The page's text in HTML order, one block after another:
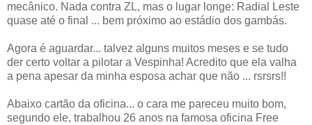
mecânico. Nada contra ZL, mas o lugar longe: Radial Leste
quase até o final ... bem próximo ao estádio dos gambás.
Agora é aguardar... talvez alguns muitos meses e se tudo
der certo voltar a pilotar a Vespinha! Acredito que ela valha
a pena apesar da minha esposa achar que não ... rsrsrs!!
Abaixo cartão da oficina... o cara me pareceu muito bom,
segundo ele, trabalhou 26 anos na famosa oficina Free